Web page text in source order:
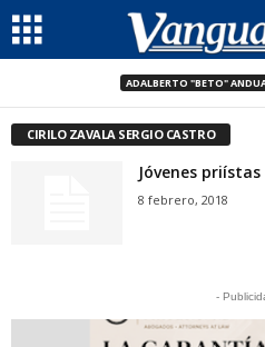
ADALBERTO "BETO"
CIRILO ZAVALA SERGIO CASTRO
Jóvenes
8 febrero, 2018
-